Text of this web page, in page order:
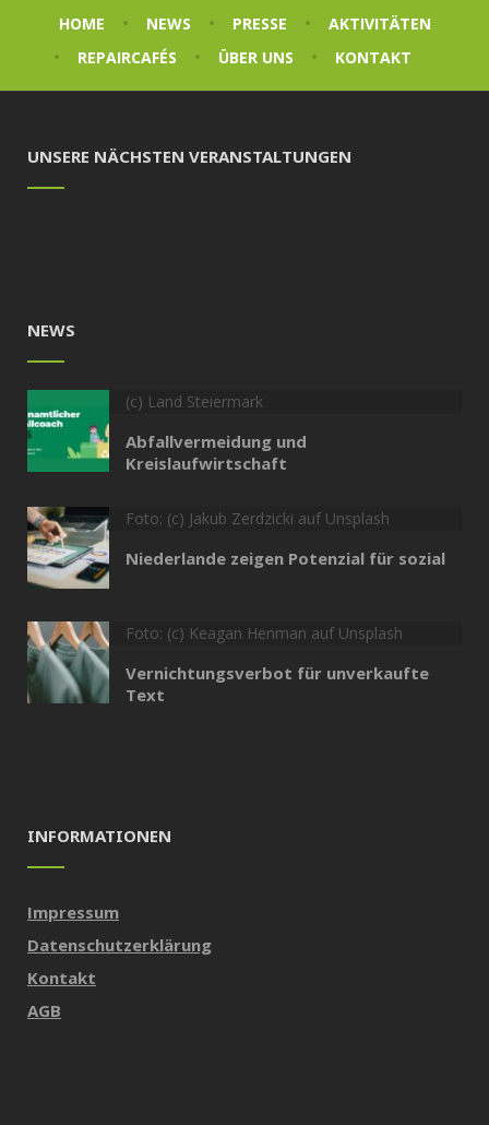
HOME NEWS PRESSE
AKTIVITÄTEN
REPAIRCAFÉS
ÜBER UNS KONTAKT
UNSERE NÄCHSTEN VERANSTALTUNGEN
NEWS
(c) Land Steiermark
Abfallvermeidung und
Kreislaufwirtschaft
Foto: (c) Jakub Zerdzicki auf Unsplash
Niederlande zeigen Potenzial für sozial
Foto: (c) Keagan Henman auf Unsplash
Vernichtungsverbot für unverkaufte
Text
INFORMATIONEN
Impressum
Datenschutzerklärung
Kontakt
AGB